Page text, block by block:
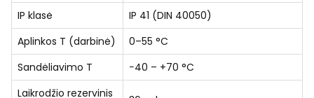
IP klasė
IP 41 (DIN 40050)
Aplinkos T (darbinė)
0–55 °C
Sandėliavimo T
−40 – +70 °C
Laikrodžio rezervinis